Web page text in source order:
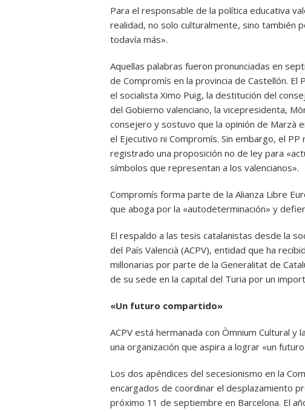
Para el responsable de la política educativa
realidad, no solo culturalmente, sino también
todavía más».
Aquellas palabras fueron pronunciadas en
de Compromís en la provincia de Castellón.
el socialista Ximo Puig, la destitución del
del Gobierno valenciano, la vicepresidenta,
consejero y sostuvo que la opinión de Marzà
el Ejecutivo ni Compromís. Sin embargo, el
registrado una proposición no de ley para
símbolos que representan a los valencianos».
Compromís forma parte de la Alianza Libre
que aboga por la «autodeterminación» y
El respaldo a las tesis catalanistas desde la
del País Valencià (ACPV), entidad que ha
millonarias por parte de la Generalitat de
de su sede en la capital del Turia por un
«Un futuro compartido»
ACPV está hermanada con Òmnium Cultural y
una organización que aspira a lograr «un
Los dos apéndices del secesionismo en la
encargados de coordinar el desplazamiento
próximo 11 de septiembre en Barcelona. El